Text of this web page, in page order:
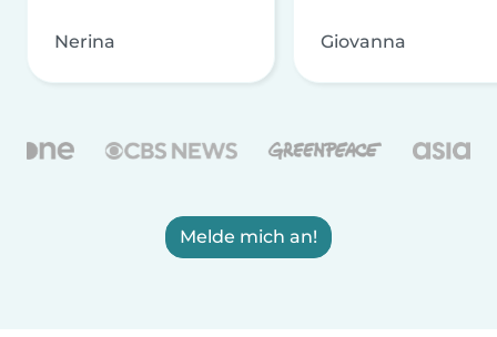
Nerina Giovanna
Melde mich an!